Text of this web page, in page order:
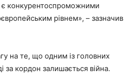
є конкурентоспроможними
рівнем», – зазначив
на те, що одним із головних
за кордон залишається війна.